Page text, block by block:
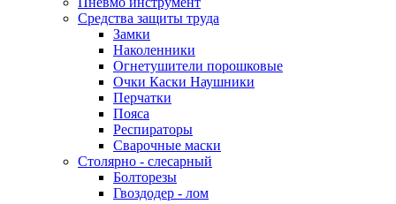
Средства защиты труда
Замки
Наколенники
Огнетушители порошковые
Очки Каски Наушники
Перчатки
Пояса
Респираторы
Сварочные маски
Столярно - слесарный
Болторезы
Гвоздодер - лом